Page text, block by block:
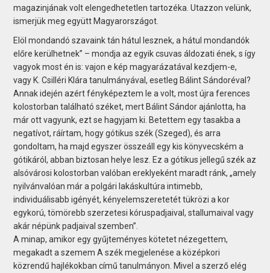
magazinjának volt elengedhetetlen tartozéka. Utazzon velünk,
ismerjük meg együtt Magyarországot.
Elöl mondandó szavaink tán hátul lesznek, a hátul mondandók
előre kerülhetnek” – mondja az egyik csuvas áldozati ének, s így
vagyok most én is: vajon e kép magyarázatával kezdjem-e,
vagy K. Csilléri Klára tanulmányával, esetleg Bálint Sándoréval?
Annak idején azért fényképeztem le a volt, most újra ferences
kolostorban található széket, mert Bálint Sándor ajánlotta, ha
már ott vagyunk, ezt se hagyjam ki. Betettem egy tasakba a
negatívot, ráírtam, hogy gótikus szék (Szeged), és arra
gondoltam, ha majd egyszer összeáll egy kis könyvecském a
gótikáról, abban biztosan helye lesz. Ez a gótikus jellegű szék az
alsóvárosi kolostorban valóban ereklyeként maradt ránk, „amely
nyilvánvalóan már a polgári lakáskultúra intimebb,
individuálisabb igényét, kényelemszeretetét tükrözi a kor
egykorú, tömörebb szerzetesi kóruspadjaival, stallumaival vagy
akár népünk padjaival szemben”.
A minap, amikor egy gyűjteményes kötetet nézegettem,
megakadt a szemem A szék megjelenése a középkori
közrendű hajlékokban című tanulmányon. Mivel a szerző elég